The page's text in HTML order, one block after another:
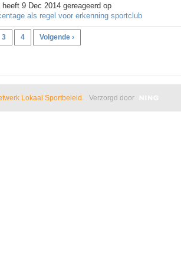
heeft 9 Dec 2014 gereageerd op
als regel voor erkenning sportclub
3 4 Volgende ›
Lokaal Sportbeleid . Verzorgd door